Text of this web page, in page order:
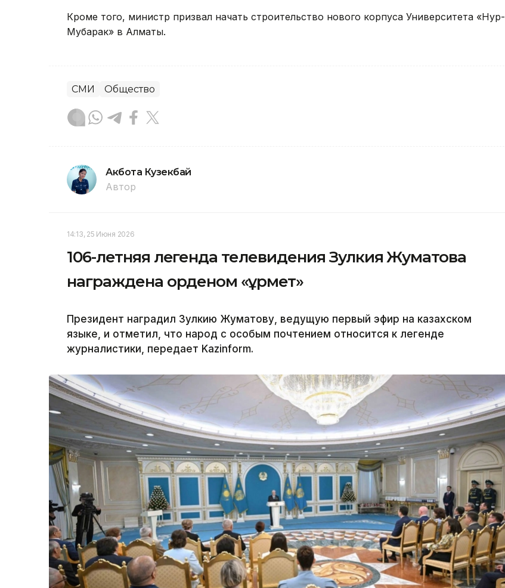
Кроме того, министр призвал начать строительство нового корпуса Университета «Нур-
Мубарак» в Алматы.
СМИ Общество
Акбота Кузекбай
Автор
14:13, 25 Июня 2026
106-летняя легенда телевидения Зулкия Жуматова
награждена орденом «Құрмет»
Президент наградил Зулкию Жуматову, ведущую первый эфир на казахском
языке, и отметил, что народ с особым почтением относится к легенде
журналистики, передает Kazinform.